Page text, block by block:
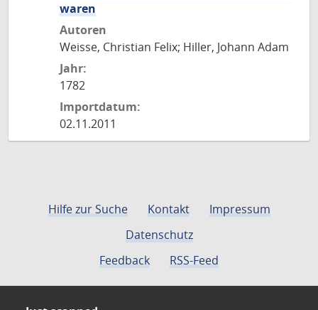
waren
Autoren
Weisse, Christian Felix; Hiller, Johann Adam
Jahr:
1782
Importdatum:
02.11.2011
Hilfe zur Suche Kontakt
Impressum
Datenschutz
Feedback
RSS-Feed